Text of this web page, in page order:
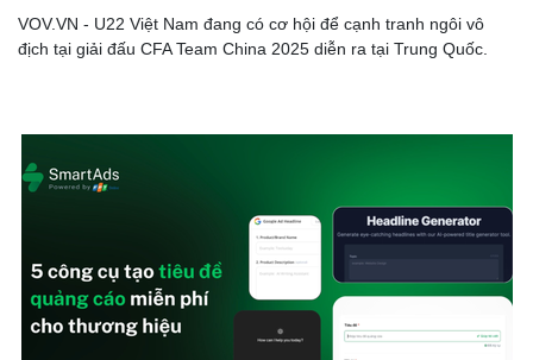
VOV.VN - U22 Việt Nam đang có cơ hội để cạnh tranh ngôi vô
địch tại giải đấu CFA Team China 2025 diễn ra tại Trung Quốc.